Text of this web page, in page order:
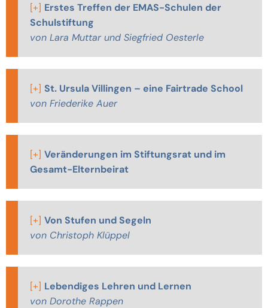
[+] Erstes Treffen der EMAS-Schulen der
Schulstiftung
von Lara Muttar und Siegfried Oesterle
[+] St. Ursula Villingen – eine Fairtrade School
von Friederike Auer
[+] Veränderungen im Stiftungsrat und im
Gesamt-Elternbeirat
[+] Von Stufen und Segeln
von Christoph Klüppel
[+] Lebendiges Lehren und Lernen
von Dorothe Rappen